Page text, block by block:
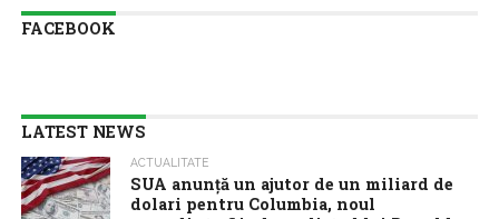
FACEBOOK
LATEST NEWS
ACTUALITATE
SUA anunţă un ajutor de un miliard de
dolari pentru Columbia, noul